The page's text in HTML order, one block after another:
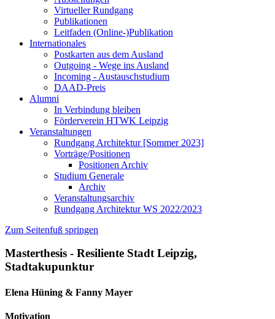
Virtueller Rundgang
Publikationen
Leitfaden (Online-)Publikation
Internationales
Postkarten aus dem Ausland
Outgoing - Wege ins Ausland
Incoming - Austauschstudium
DAAD-Preis
Alumni
In Verbindung bleiben
Förderverein HTWK Leipzig
Veranstaltungen
Rundgang Architektur [Sommer 2023]
Vorträge/Positionen
Positionen Archiv
Studium Generale
Archiv
Veranstaltungsarchiv
Rundgang Architektur WS 2022/2023
Zum Seitenfuß springen
Masterthesis - Resiliente Stadt Leipzig,
Stadtakupunktur
Elena Hüning & Fanny Mayer
Motivation